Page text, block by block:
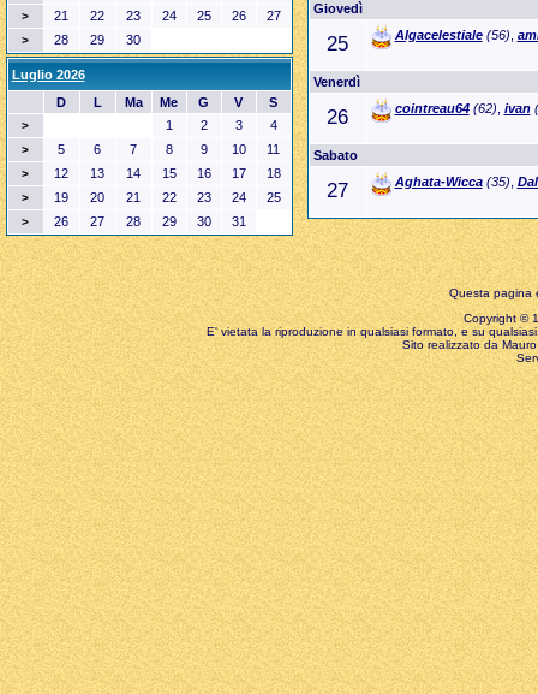
Giovedì
25 Algacelestiale(56),
Venerdì
26 cointreau64(62), ivan
Sabato
27 Aghata-Wicca(35),
> 21 22 23 24 25 26 27
> 28 29 30
Luglio 2026
D
L Ma Me G V S
> 1 2 3 4
> 5 6 7 8 9 10 11
> 12 13 14 15 16 17 18
> 19 20 21 22 23 24 25
> 26 27 28 29 30 31
Questa pagina
Copyright ©
E' vietata la riproduzione in qualsiasi formato, e su
Sito realizzato da